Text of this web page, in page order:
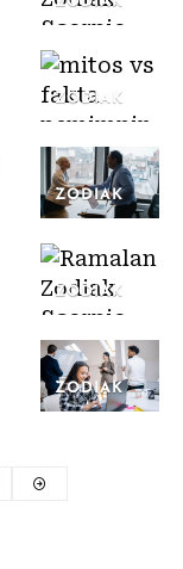
ZODIAK
ZODIAK
ZODIAK
ZODIAK